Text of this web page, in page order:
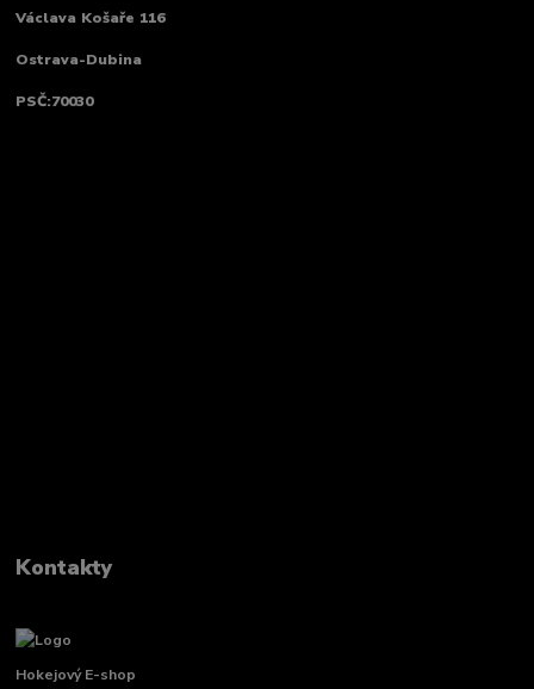
Václava Košaře 116
Ostrava-Dubina
PSČ:70030
Kontakty
Hokejový E-shop